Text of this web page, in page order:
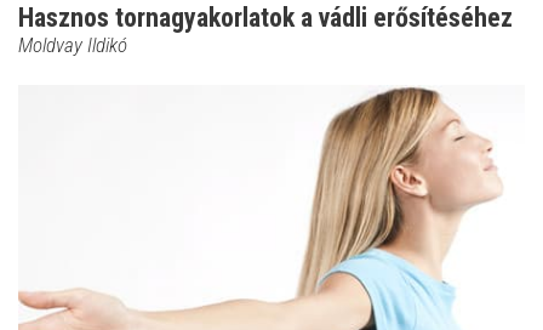
Hasznos tornagyakorlatok a vádli erősítéséhez
Moldvay Ildikó